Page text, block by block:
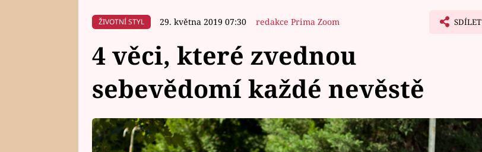
ŽIVOTNÍ STYL 29. května 2019 07:30 redakce Prima Zoom SDÍLET
4 věci, které zvednou
sebevědomí každé nevěstě